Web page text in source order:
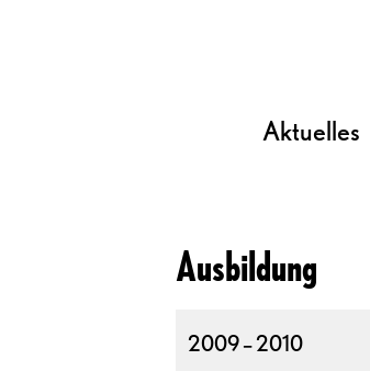
Aktuelles
Ausbildung
2009 – 2010